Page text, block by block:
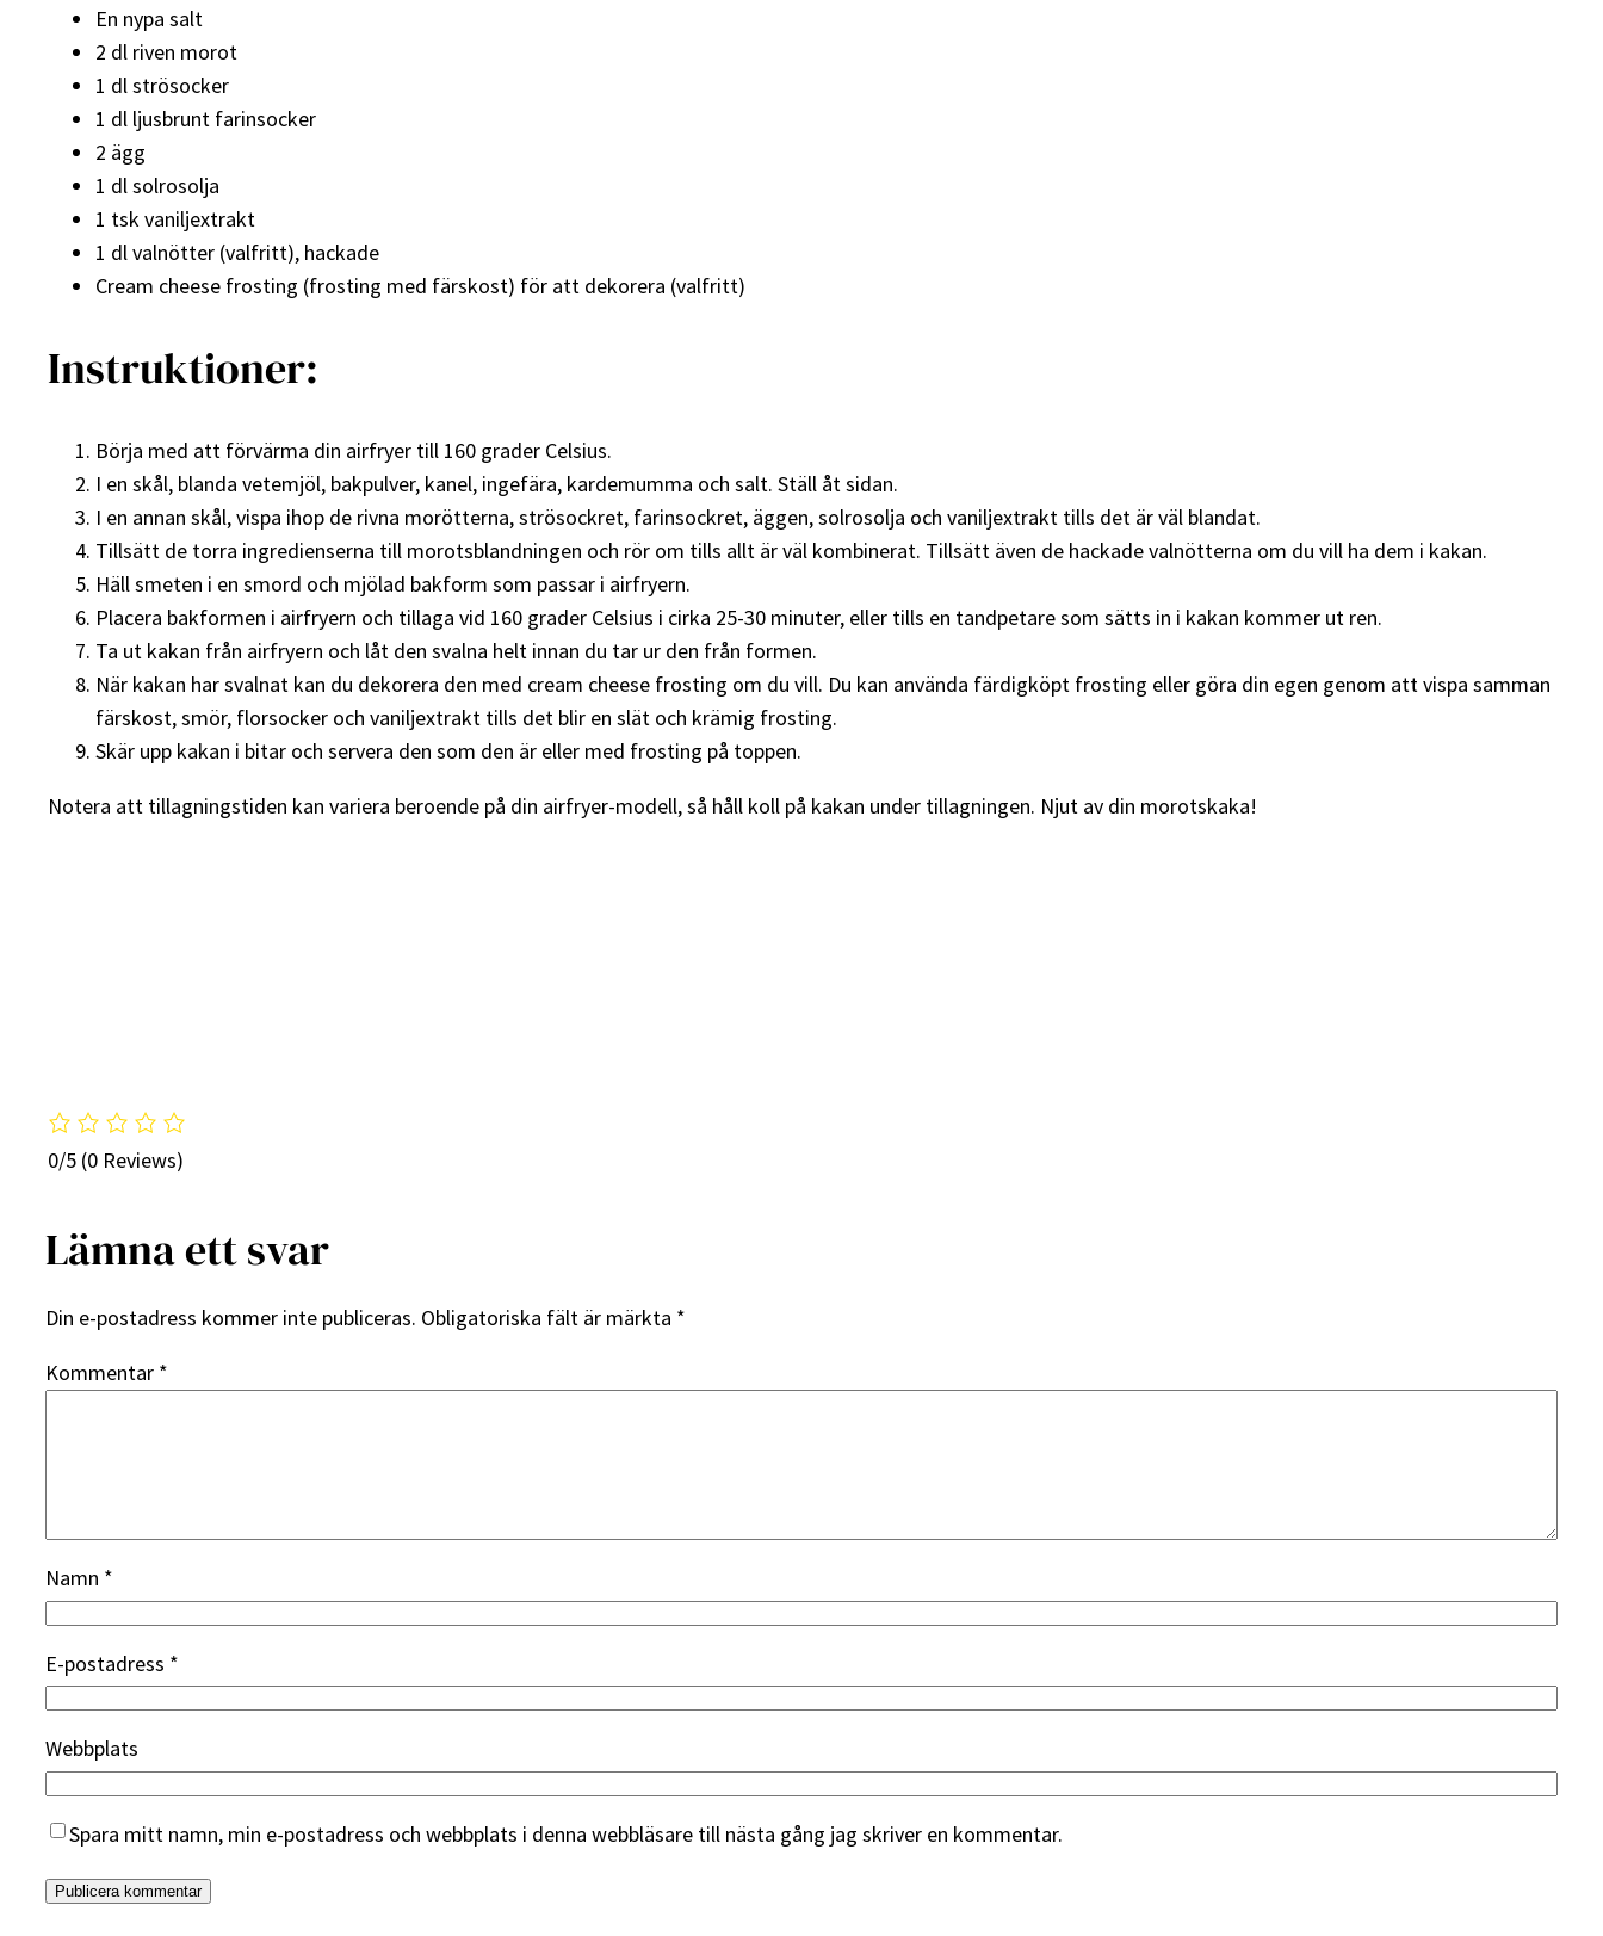
En nypa salt
2 dl riven morot
1 dl strösocker
1 dl ljusbrunt farinsocker
2 ägg
1 dl solrosolja
1 tsk vaniljextrakt
1 dl valnötter (valfritt), hackade
Cream cheese frosting (frosting med färskost) för att dekorera (valfritt)
Instruktioner:
Börja med att förvärma din airfryer till 160 grader Celsius.
I en skål, blanda vetemjöl, bakpulver, kanel, ingefära, kardemumma och salt. Ställ åt sidan.
I en annan skål, vispa ihop de rivna morötterna, strösockret, farinsockret, äggen, solrosolja och vaniljextrakt tills det är väl blandat.
Tillsätt de torra ingredienserna till morotsblandningen och rör om tills allt är väl kombinerat. Tillsätt även de hackade valnötterna om du vill ha dem i kakan.
Häll smeten i en smord och mjölad bakform som passar i airfryern.
Placera bakformen i airfryern och tillaga vid 160 grader Celsius i cirka 25-30 minuter, eller tills en tandpetare som sätts in i kakan kommer ut ren.
Ta ut kakan från airfryern och låt den svalna helt innan du tar ur den från formen.
När kakan har svalnat kan du dekorera den med cream cheese frosting om du vill. Du kan använda färdigköpt frosting eller göra din egen genom att vispa samman
färskost, smör, florsocker och vaniljextrakt tills det blir en slät och krämig frosting.
Skär upp kakan i bitar och servera den som den är eller med frosting på toppen.
Notera att tillagningstiden kan variera beroende på din airfryer-modell, så håll koll på kakan under tillagningen. Njut av din morotskaka!
0/5 (0 Reviews)
Lämna ett svar
Din e-postadress kommer inte publiceras. Obligatoriska fält är märkta *
Kommentar *
Namn *
E-postadress *
Webbplats
Spara mitt namn, min e-postadress och webbplats i denna webbläsare till nästa gång jag skriver en kommentar.